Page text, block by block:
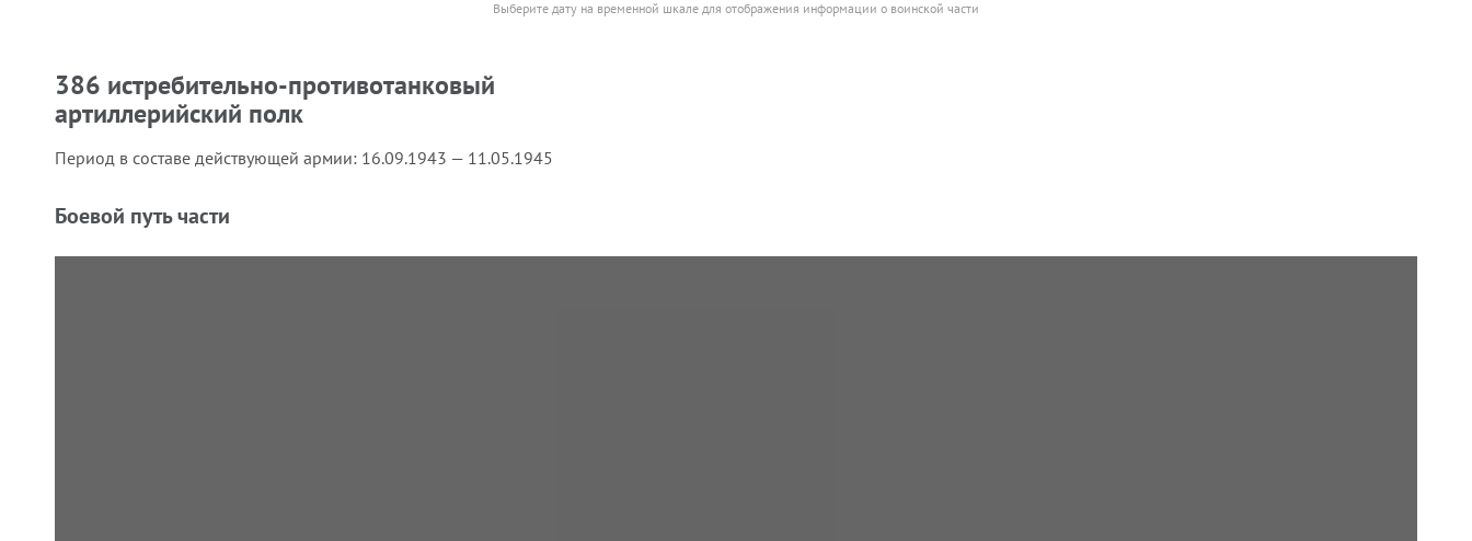
Выберите дату на временной шкале для отображения информации о воинской части
386 истребительно-противотанковый
артиллерийский полк
Период в составе действующей армии: 16.09.1943 — 11.05.1945
Боевой путь части